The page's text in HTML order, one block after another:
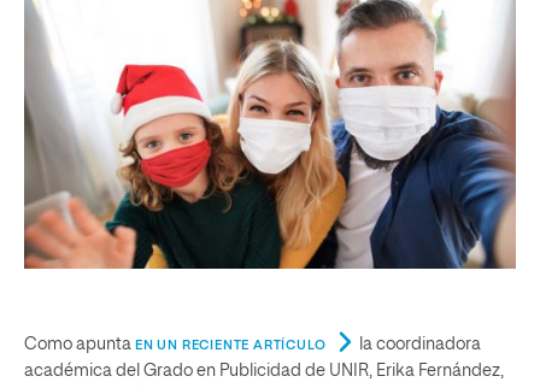
Como apunta EN UN RECIENTE ARTÍCULO
la coordinadora
académica del Grado en Publicidad de UNIR, Erika Fernández,